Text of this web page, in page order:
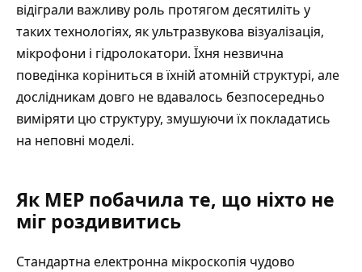
відіграли важливу роль протягом десятиліть у
таких технологіях, як ультразвукова візуалізація,
мікрофони і гідролокатори. Їхня незвична
поведінка коріниться в їхній атомній структурі, але
дослідникам довго не вдавалось безпосередньо
виміряти цю структуру, змушуючи їх покладатись
на неповні моделі.
Як MEP побачила те, що ніхто не
міг роздивитись
Стандартна електронна мікроскопія чудово